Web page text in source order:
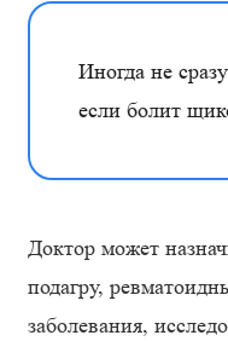
Иногда не
если болит
Доктор может
подагру,
заболевания,